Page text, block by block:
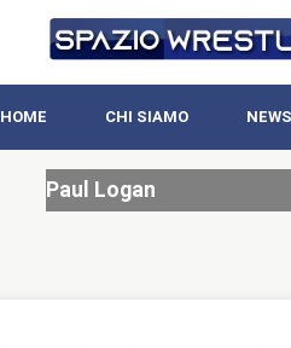
HOME CHI SIAMO NEWS
Paul Logan